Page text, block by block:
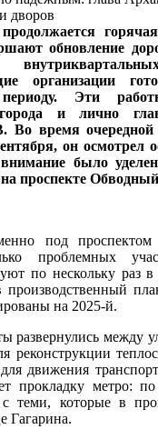
обновление
организации
периоду. Эти
и лично
время очередной
он осмотрел
было
проспекте
под
проблемных
по нескольку раз
на 2025-й.
развернулись между
реконструкции
движения
прокладку метро:
с теми, которые в
Гагарина.